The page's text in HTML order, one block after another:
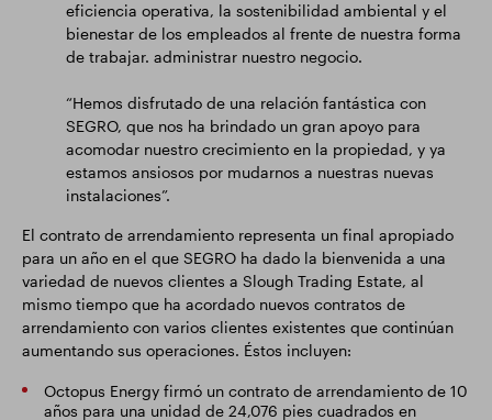
eficiencia operativa, la sostenibilidad ambiental y el
bienestar de los empleados al frente de nuestra forma
de trabajar. administrar nuestro negocio.
“Hemos disfrutado de una relación fantástica con
SEGRO, que nos ha brindado un gran apoyo para
acomodar nuestro crecimiento en la propiedad, y ya
estamos ansiosos por mudarnos a nuestras nuevas
instalaciones”.
El contrato de arrendamiento representa un final apropiado
para un año en el que SEGRO ha dado la bienvenida a una
variedad de nuevos clientes a Slough Trading Estate, al
mismo tiempo que ha acordado nuevos contratos de
arrendamiento con varios clientes existentes que continúan
aumentando sus operaciones. Éstos incluyen:
Octopus Energy firmó un contrato de arrendamiento de 10
años para una unidad de 24,076 pies cuadrados en